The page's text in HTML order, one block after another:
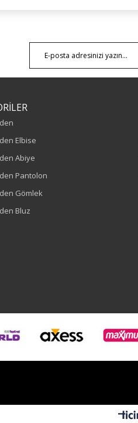
Elbise
Abiye
Pantolon
Gömlek
Bluz